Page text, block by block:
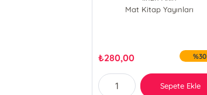
Mat Kitap Yayınları
₺280,00 %30
Sepete Ekle